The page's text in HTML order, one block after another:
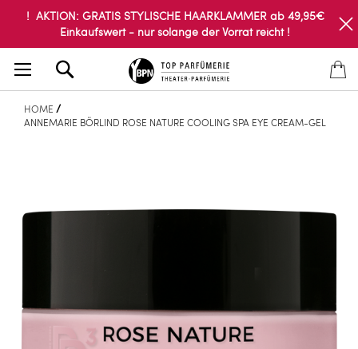
! AKTION: GRATIS STYLISCHE HAARKLAMMER ab 49,95€
Einkaufswert - nur solange der Vorrat reicht !
HOME
ANNEMARIE BÖRLIND ROSE NATURE COOLING SPA EYE CREAM-GEL